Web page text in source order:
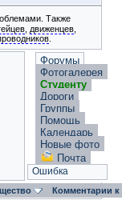
Также
движенцев
Форумы
Фотогалерея
Студенту
Дороги
Группы
Помощь
Календарь
Новые фото
Почта
Ошибка
Комментарии